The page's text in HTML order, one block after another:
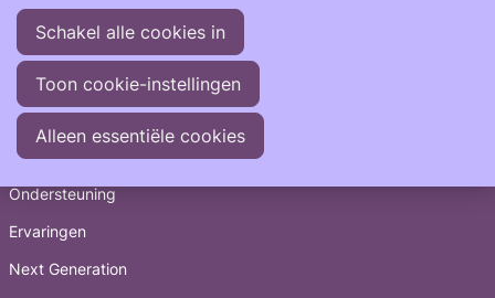
Aftermovie
07-12-2022-40 jaar POPS: Wat doet vroeggeboorte
met je op lange termijn?
Snel naar
Informatie
Ondersteuning
Ervaringen
Next Generation
Schakel alle cookies in
Toon cookie-instellingen
Alleen essentiële cookies